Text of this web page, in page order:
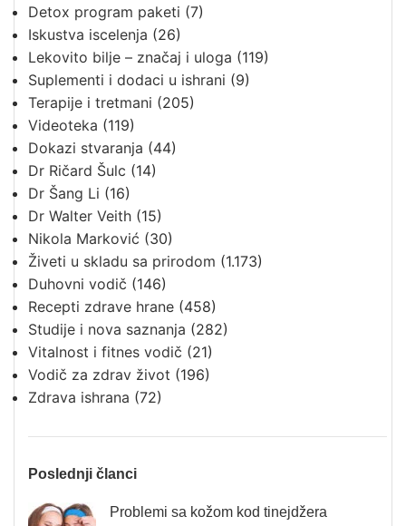
Detox program paketi (7)
Iskustva iscelenja (26)
Lekovito bilje – značaj i uloga (119)
Suplementi i dodaci u ishrani (9)
Terapije i tretmani (205)
Videoteka (119)
Dokazi stvaranja (44)
Dr Ričard Šulc (14)
Dr Šang Li (16)
Dr Walter Veith (15)
Nikola Marković (30)
Živeti u skladu sa prirodom (1.173)
Duhovni vodič (146)
Recepti zdrave hrane (458)
Studije i nova saznanja (282)
Vitalnost i fitnes vodič (21)
Vodič za zdrav život (196)
Zdrava ishrana (72)
Poslednji članci
Problemi sa kožom kod tinejdžera